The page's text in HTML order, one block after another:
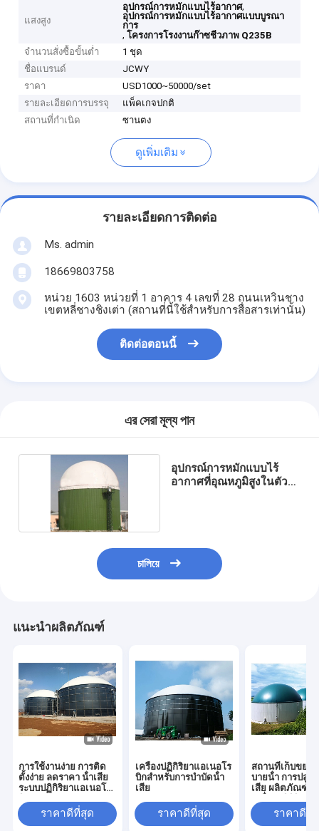
แสงสูง
อุปกรณ์การหมักแบบไร้อากาศ,
อุปกรณ์การหมักแบบไร้อากาศแบบบูรณา
การ
,โครงการโรงงานก๊าซชีวภาพ Q235B
จำนวนสั่งซื้อขั้นต่ำ
1 ชุด
ชื่อแบรนด์
JCWY
ราคา
USD1000~50000/set
รายละเอียดการบรรจุ
แพ็คเกจปกติ
สถานที่กำเนิด
ซานตง
ดูเพิ่มเติม
รายละเอียดการติดต่อ
Ms. admin
18669803758
หน่วย 1603 หน่วยที่ 1 อาคาร 4 เลขที่ 28 ถนนเหวินชาง
เขตหลี่ชางชิงเต่า (สถานที่นี้ใช้สำหรับการสื่อสารเท่านั้น)
ติดต่อตอนนี้
এর সেরা মূল্য পান
อุปกรณ์การหมักแบบไร้
อากาศที่อุณหภูมิสูงในตัว
চালিয়ে
แนะนำผลิตภัณฑ์
การใช้งานง่าย การติด
ตั้งง่าย ลดราคา น้ําเสีย
ระบบปฏิกิริยาแอเนอโร
ราคาดีที่สุด
เครื่องปฏิกิริยาแอเนอโร
บิกสําหรับการบําบัดน้ํา
เสีย
ราคาดีที่สุด
สถานที่เก็บขยะ
บายน้ํา การปลูก
เสีย ผลิตภัณฑ์ถั่
อากาศราคาดีที่